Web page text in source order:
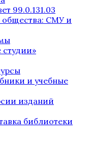
99.0.131.03
СМУ и
и учебные
изданий
библиотеки